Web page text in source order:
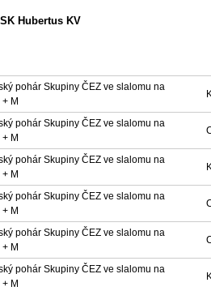
Hubertus KV
pohár Skupiny ČEZ ve slalomu na
M
pohár Skupiny ČEZ ve slalomu na
M
pohár Skupiny ČEZ ve slalomu na
M
pohár Skupiny ČEZ ve slalomu na
M
pohár Skupiny ČEZ ve slalomu na
M
pohár Skupiny ČEZ ve slalomu na
M